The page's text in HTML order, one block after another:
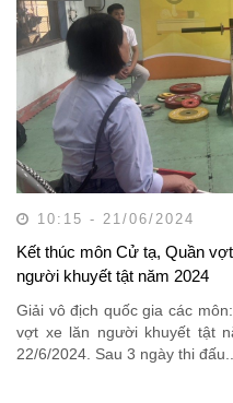
10:15 - 21/06/2024
Kết thúc môn Cử tạ, Quần
người khuyết tật năm 2024
Giải vô địch quốc gia các
vợt xe lăn người khuyết tật
22/6/2024. Sau 3 ngày thi đấu...